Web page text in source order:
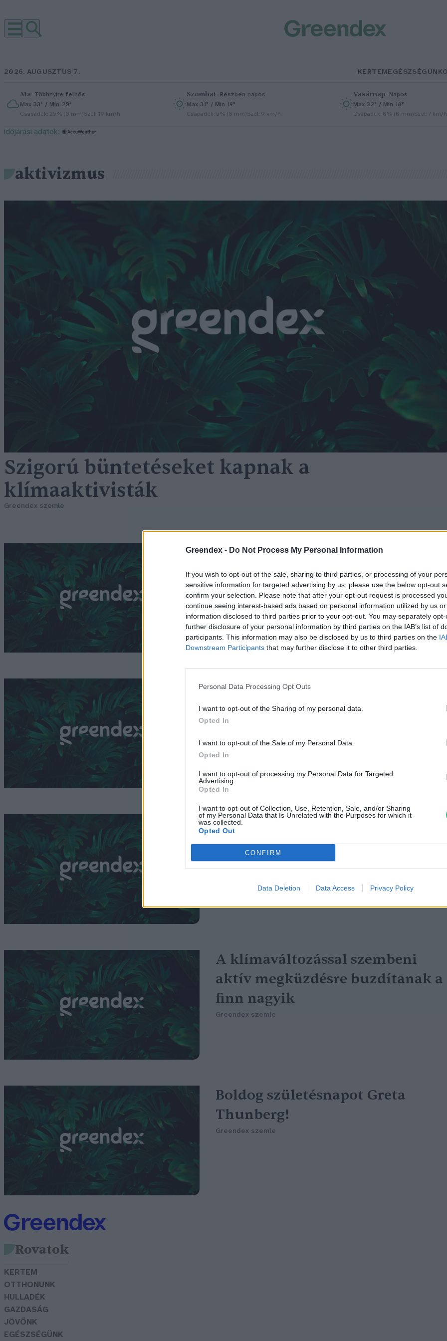
Greendex - Do Not Process My Personal Information
If you wish to opt-out of the sale, sharing to third parties, or processing of your
sensitive information for targeted advertising by us, please use the below opt-out
confirm your selection. Please note that after your opt-out request is processed
continue seeing interest-based ads based on personal information utilized by us
information disclosed to third parties prior to your opt-out. You may separately
further disclosure of your personal information by third parties on the IAB’s list of
participants. This information may also be disclosed by us to third parties on the
Downstream Participants that may further disclose it to other third parties.
Personal Data Processing Opt Outs
I want to opt-out of the Sharing of my personal data.
Opted In
I want to opt-out of the Sale of my Personal Data.
Opted In
I want to opt-out of processing my Personal Data for Targeted
Advertising.
Opted In
I want to opt-out of Collection, Use, Retention, Sale, and/or Sharing
of my Personal Data that Is Unrelated with the Purposes for which it
was collected.
Opted Out
CONFIRM
Data Deletion Data Access Privacy Policy
2026. AUGUSZTUS 7. KERTEMEGÉSZSÉGÜNK
Ma–Többnyire felhős
Max 33° / Min 20°
Csapadék: 25% (0 mm)Szél: 19 km/h
Szombat–Részben napos
Max 31° / Min 19°
Csapadék: 5% (0 mm)Szél: 9 km/h
Vasárnap–Napos
Max 32° / Min 18°
Csapadék: 0% (0 mm)Szél: 7 km/h
időjárási adatok:
aktivizmus
Szigorú büntetéseket kapnak a
klímaaktivisták
Greendex szemle
Szuper környezetvédelmi
program a Balatonnál húsvétkor
Greendex szemle
Fiatal klímaaktivista vált az
indiai farmertüntetések egyik
szimbólumává
Greendex szemle
Hogyan érdemes kommunikálni
klímaváltozásról annak
érdekében, hogy változtassunk a
viselkedésünkön?
A klímaváltozással szembeni
aktív megküzdésre buzdítanak a
finn nagyik
Greendex szemle
Boldog születésnapot Greta
Thunberg!
Greendex szemle
Rovatok
KERTEM
OTTHONUNK
HULLADÉK
GAZDASÁG
JÖVŐNK
EGÉSZSÉGÜNK